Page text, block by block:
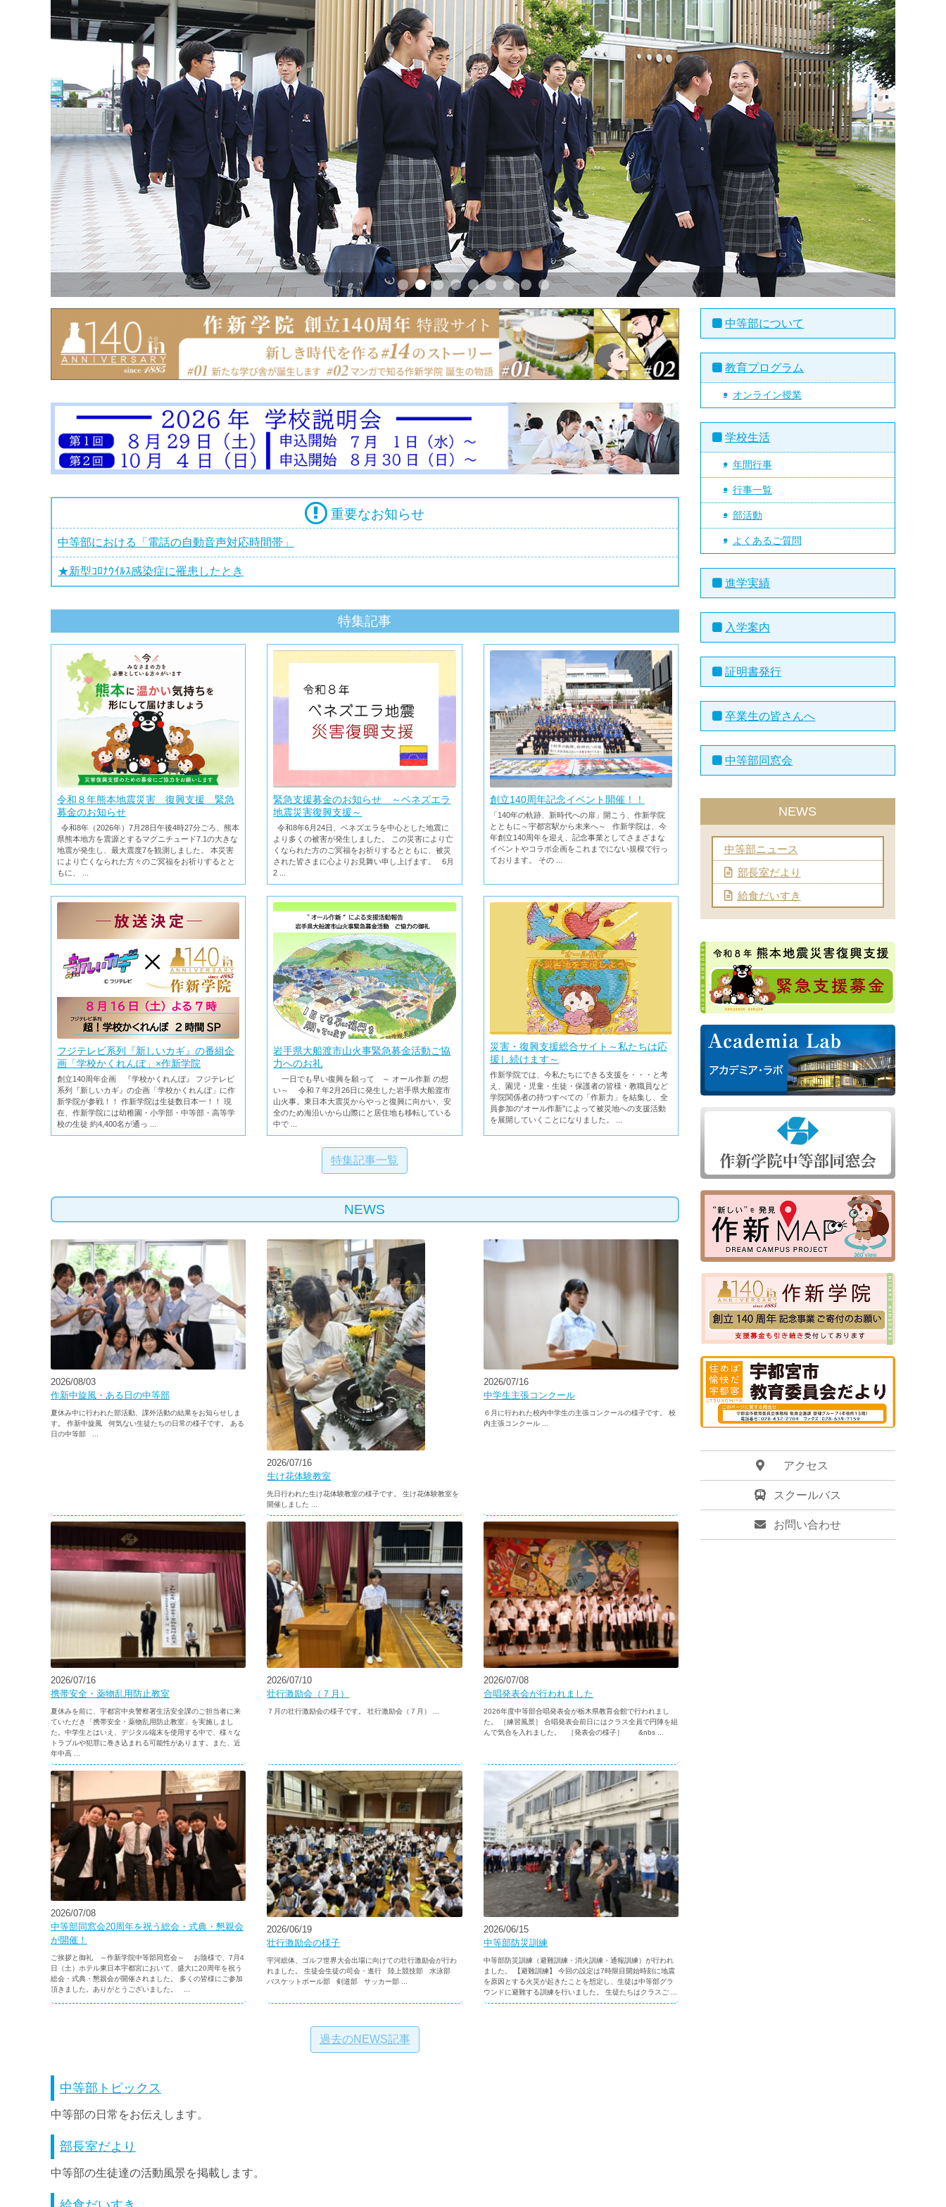
重要なお知らせ
中等部における「電話の自動音声対応時間帯」
★新型ｺﾛﾅｳｲﾙｽ感染症に罹患したとき
特集記事
令和８年熊本地震災害 復興支援 緊急
募金のお知らせ
令和8年（2026年）7月28日午後4時27分ごろ、熊本
県熊本地方を震源とするマグニチュード7.1の大きな
地震が発生し、最大震度7を観測しました。 本災害
により亡くなられた方々のご冥福をお祈りするとと
もに、 ...
緊急支援募金のお知らせ ～ベネズエラ
地震災害復興支援～
令和8年6月24日、ベネズエラを中心とした地震に
より多くの被害が発生しました。 この災害により亡
くなられた方のご冥福をお祈りするとともに、被災
された皆さまに心よりお見舞い申し上げます。 6月
2 ...
創立140周年記念イベント開催！！
「140年の軌跡、新時代への扉」開こう、作新学院
とともに～宇都宮駅から未来へ～ 作新学院は、今
年創立140周年を迎え、記念事業としてさまざまな
イベントやコラボ企画をこれまでにない規模で行っ
ております。 その ...
フジテレビ系列『新しいカギ』の番組企
画「学校かくれんぼ」×作新学院
創立140周年企画 『学校かくれんぼ』 フジテレビ
系列『新しいカギ』の企画「学校かくれんぼ」に作
新学院が参戦！！ 作新学院は生徒数日本一！！ 現
在、作新学院には幼稚園・小学部・中等部・高等学
校の生徒 約4,400名が通っ ...
岩手県大船渡市山火事緊急募金活動ご協
力へのお礼
一日でも早い復興を願って ～ オール作新 の想
い～ 令和７年2月26日に発生した岩手県大船渡市
山火事。東日本大震災からやっと復興に向かい、安
全のため海沿いから山際にと居住地も移転している
中で ...
災害・復興支援総合サイト～私たちは応
援し続けます～
作新学院では、今私たちにできる支援を・・・と考
え、園児・児童・生徒・保護者の皆様・教職員など
学院関係者の持つすべての「作新力」を結集し、全
員参加の“オール作新”によって被災地への支援活動
を展開していくことになりました。 ...
特集記事一覧
NEWS
2026/08/03
作新中旋風・ある日の中等部
夏休み中に行われた部活動、課外活動の結果をお知らせしま
す。 作新中旋風 何気ない生徒たちの日常の様子です。 ある
日の中等部 ...
2026/07/16
生け花体験教室
先日行われた生け花体験教室の様子です。 生け花体験教室を
開催しました ...
2026/07/16
中学生主張コンクール
６月に行われた校内中学生の主張コンクールの様子です。 校
内主張コンクール ...
2026/07/16
携帯安全・薬物乱用防止教室
夏休みを前に、宇都宮中央警察署生活安全課のご担当者に来
ていただき「携帯安全・薬物乱用防止教室」を実施しまし
た。中学生とはいえ、デジタル端末を使用する中で、様々な
トラブルや犯罪に巻き込まれる可能性があります。また、近
年中高 ...
2026/07/10
壮行激励会（７月）
７月の壮行激励会の様子です。 壮行激励会（７月） ...
2026/07/08
合唱発表会が行われました
2026年度中等部合唱発表会が栃木県教育会館で行われまし
た。 ［練習風景］ 合唱発表会前日にはクラス全員で円陣を組
んで気合を入れました。 ［発表会の様子］ &nbs ...
2026/07/08
中等部同窓会20周年を祝う総会・式典・懇親会
が開催！
ご挨拶と御礼 ～作新学院中等部同窓会～ お陰様で、7月4
日（土）ホテル東日本宇都宮において、盛大に20周年を祝う
総会・式典・懇親会が開催されました。 多くの皆様にご参加
頂きました。ありがとうございました。 ...
2026/06/19
壮行激励会の様子
宇河総体、ゴルフ世界大会出場に向けての壮行激励会が行わ
れました。 生徒会生徒の司会・進行 陸上競技部 水泳部
バスケットボール部 剣道部 サッカー部 ...
2026/06/15
中等部防災訓練
中等部防災訓練（避難訓練・消火訓練・通報訓練）が行われ
ました。 【避難訓練】 今回の設定は7時限目開始時刻に地震
を原因とする火災が起きたことを想定し、生徒は中等部グラ
ウンドに避難する訓練を行いました。 生徒たちはクラスご ...
過去のNEWS記事
中等部トピックス
中等部の日常をお伝えします。
部長室だより
中等部の生徒達の活動風景を掲載します。
中等部について
教育プログラム
オンライン授業
学校生活
年間行事
行事一覧
部活動
よくあるご質問
進学実績
入学案内
証明書発行
卒業生の皆さんへ
中等部同窓会
NEWS
中等部ニュース
部長室だより
給食だいすき
アクセス
スクールバス
お問い合わせ